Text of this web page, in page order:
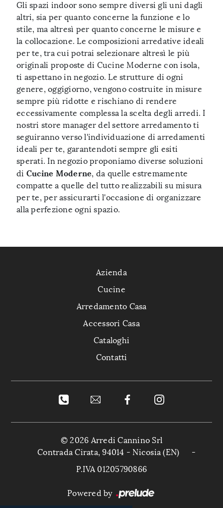
Gli spazi indoor sono sempre diversi gli uni dagli
altri, sia per quanto concerne la funzione e lo
stile, ma altresì per quanto concerne le misure e
la collocazione. Le composizioni arredative ideali
per te, tra cui potrai selezionare altresì le più
originali proposte di Cucine Moderne con isola,
ti aspettano in negozio. Le strutture di ogni
genere, oggigiorno, vengono costruite in misure
sempre più ridotte e rischiano di rendere
eccessivamente complessa la scelta degli arredi. I
nostri store manager del settore arredamento ti
seguiranno verso l'individuazione di arredamenti
ideali per te, garantendoti sempre gli esiti
sperati. In negozio proponiamo diverse soluzioni
di Cucine Moderne, da quelle estremamente
compatte a quelle del tutto realizzabili su misura
per te, per assicurarti l'occasione di organizzare
alla perfezione ogni spazio.
Azienda
Cucine
Arredamento Casa
Accessori Casa
Cataloghi
Contatti
© 2026 Arredi Cannino Srl
Contrada Cirata, 94014 - Nicosia (EN)
-
P.IVA 01205790866
Powered by